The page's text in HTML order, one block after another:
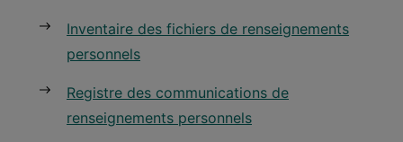
Inventaire des fichiers de renseignements
personnels
Registre des communications de
renseignements personnels